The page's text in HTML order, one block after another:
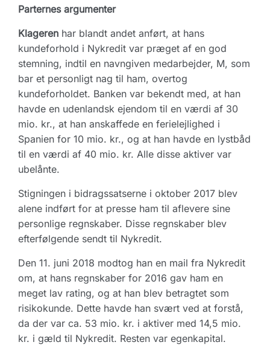
Parternes argumenter
Klageren har blandt andet anført, at hans
kundeforhold i Nykredit var præget af en god
stemning, indtil en navngiven medarbejder, M, som
bar et personligt nag til ham, overtog
kundeforholdet. Banken var bekendt med, at han
havde en udenlandsk ejendom til en værdi af 30
mio. kr., at han anskaffede en ferielejlighed i
Spanien for 10 mio. kr., og at han havde en lystbåd
til en værdi af 40 mio. kr. Alle disse aktiver var
ubelånte.
Stigningen i bidragssatserne i oktober 2017 blev
alene indført for at presse ham til aflevere sine
personlige regnskaber. Disse regnskaber blev
efterfølgende sendt til Nykredit.
Den 11. juni 2018 modtog han en mail fra Nykredit
om, at hans regnskaber for 2016 gav ham en
meget lav rating, og at han blev betragtet som
risikokunde. Dette havde han svært ved at forstå,
da der var ca. 53 mio. kr. i aktiver med 14,5 mio.
kr. i gæld til Nykredit. Resten var egenkapital.